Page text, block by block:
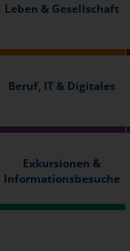
Leben & Gesellschaft
Beruf, IT & Digitales
Exkursionen &
Informationsbesuche